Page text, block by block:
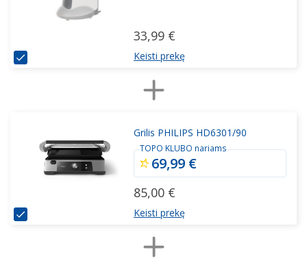
33,99 €
Keisti prekę
Grilis PHILIPS HD6301/90
85,00 €
TOPO KLUBO nariams
69,99 €
Keisti prekę